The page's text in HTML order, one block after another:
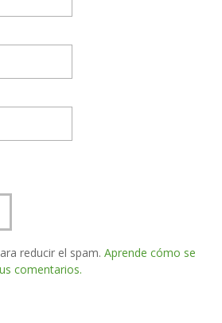
reducir el spam. Aprende cómo se
comentarios.